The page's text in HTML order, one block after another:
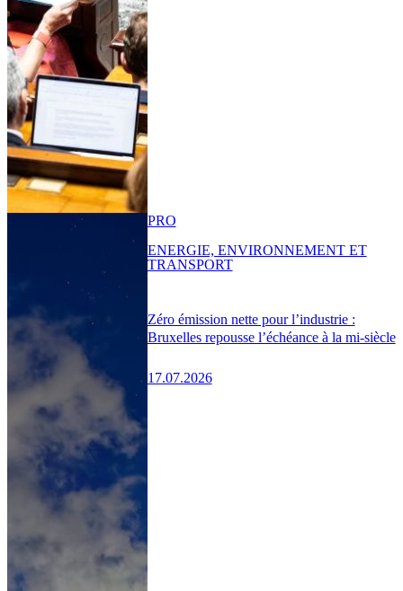
Zéro émission nette pour l’industrie :
Bruxelles repousse l’échéance à la mi-siècle
17.07.2026
PRO
ENERGIE, ENVIRONNEMENT ET
TRANSPORT